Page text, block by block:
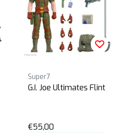
Super7
G.I. Joe Ultimates Flint
€55,00